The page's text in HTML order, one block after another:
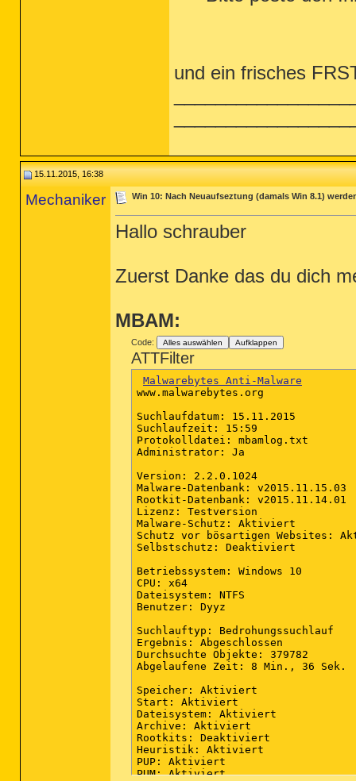
und ein frisches
15.11.2015, 16:38
Mechaniker Win 10: Nach Neuaufseztung (damals Win 8.1)
Hallo schrauber
Zuerst Danke das du dich
MBAM:
Code: Alles auswählen Aufklappen
ATTFilter
Malwarebytes Anti-Malware
www.malwarebytes.org
Suchlaufdatum: 15.11.2015
Suchlaufzeit: 15:59
Protokolldatei: mbamlog.txt
Administrator: Ja
Version: 2.2.0.1024
Malware-Datenbank: v2015.11.15.03
Rootkit-Datenbank: v2015.11.14.01
Lizenz: Testversion
Malware-Schutz: Aktiviert
Schutz vor bösartigen Websites:
Selbstschutz: Deaktiviert
Betriebssystem: Windows 10
CPU: x64
Dateisystem: NTFS
Benutzer: Dyyz
Suchlauftyp: Bedrohungssuchlauf
Ergebnis: Abgeschlossen
Durchsuchte Objekte: 379782
Abgelaufene Zeit: 8 Min., 36 Sek.
Speicher: Aktiviert
Start: Aktiviert
Dateisystem: Aktiviert
Archive: Aktiviert
Rootkits: Deaktiviert
Heuristik: Aktiviert
PUP: Aktiviert
PUM: Aktiviert